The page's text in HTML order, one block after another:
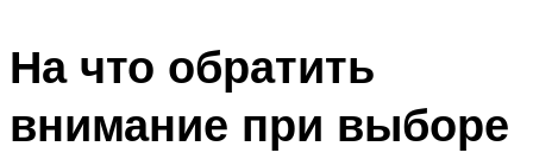
На что обратить
внимание при выборе